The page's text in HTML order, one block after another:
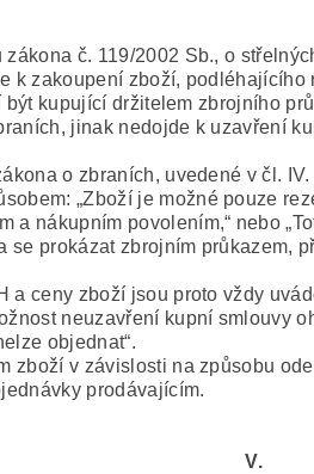
č. 119/2002 Sb., o
k zakoupení zboží,
být kupující držitelem zbrojního
jinak nedojde k uzavření
o zbraních, uvedené v čl.
„Zboží je možné pouze
a nákupním povolením,“ nebo
se prokázat zbrojním průkazem,
a ceny zboží jsou proto vždy
neuzavření kupní smlouvy
objednat“.
zboží v závislosti na způsobu
prodávajícím.
V.